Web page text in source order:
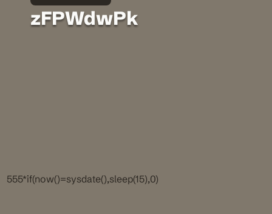
zFPWdwPk
555*if(now()=sysdate(),sleep(15),0)